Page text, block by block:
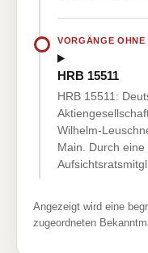
VORGÄNGE OHNE
HRB 15511
HRB 15511:
Wilhelm-
Main. Durch
Angezeigt wird eine
zugeordneten